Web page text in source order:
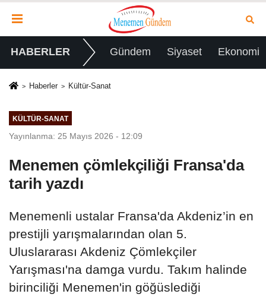
HABERLER Gündem Siyaset Ekonomi
Haberler Kültür-Sanat
KÜLTÜR-SANAT
Yayınlanma: 25 Mayıs 2026 - 12:09
Menemen çömlekçiliği Fransa'da
tarih yazdı
Menemenli ustalar Fransa'da Akdeniz’in en
prestijli yarışmalarından olan 5.
Uluslararası Akdeniz Çömlekçiler
Yarışması'na damga vurdu. Takım halinde
birinciliği Menemen'in göğüslediği